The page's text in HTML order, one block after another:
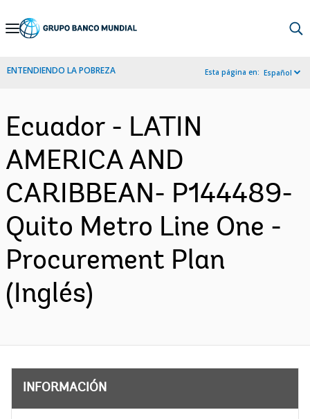
Skip
Navigation
ENTENDIENDO LA POBREZA Esta página en: Español
Ecuador - LATIN
AMERICA AND
CARIBBEAN- P144489-
Quito Metro Line One -
Procurement Plan
(Inglés)
INFORMACIÓN